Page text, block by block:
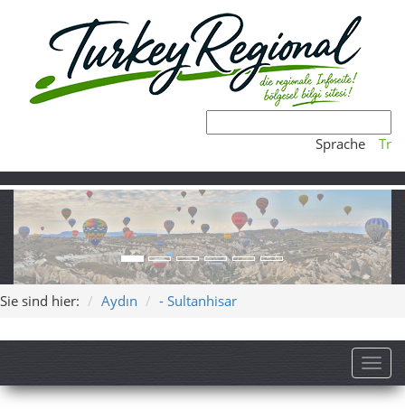
Sprache Tr
Sie sind hier: Aydın - Sultanhisar